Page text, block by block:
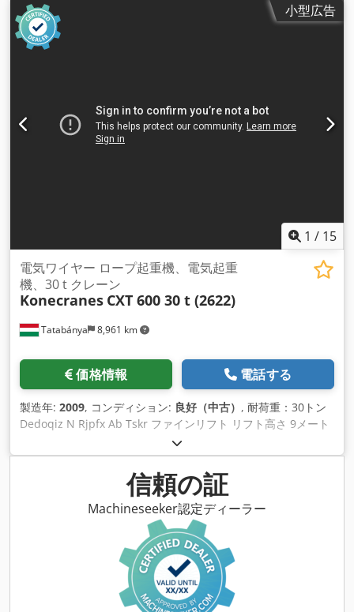
小型広告
1 / 15
Tatabánya 8,961 km
電気ワイヤー ロープ起重機、電気起重
機、30 t クレーン
Konecranes CXT 600 30 t (2622)
価格情報 電話する
製造年: 2009, コンディション: 良好（中古） , 耐荷重：30トン
Dedoqiz N Rjpfx Ab Tskr ファインリフト リフト高さ 9メート
信頼の証
Machineseeker認定ディーラー